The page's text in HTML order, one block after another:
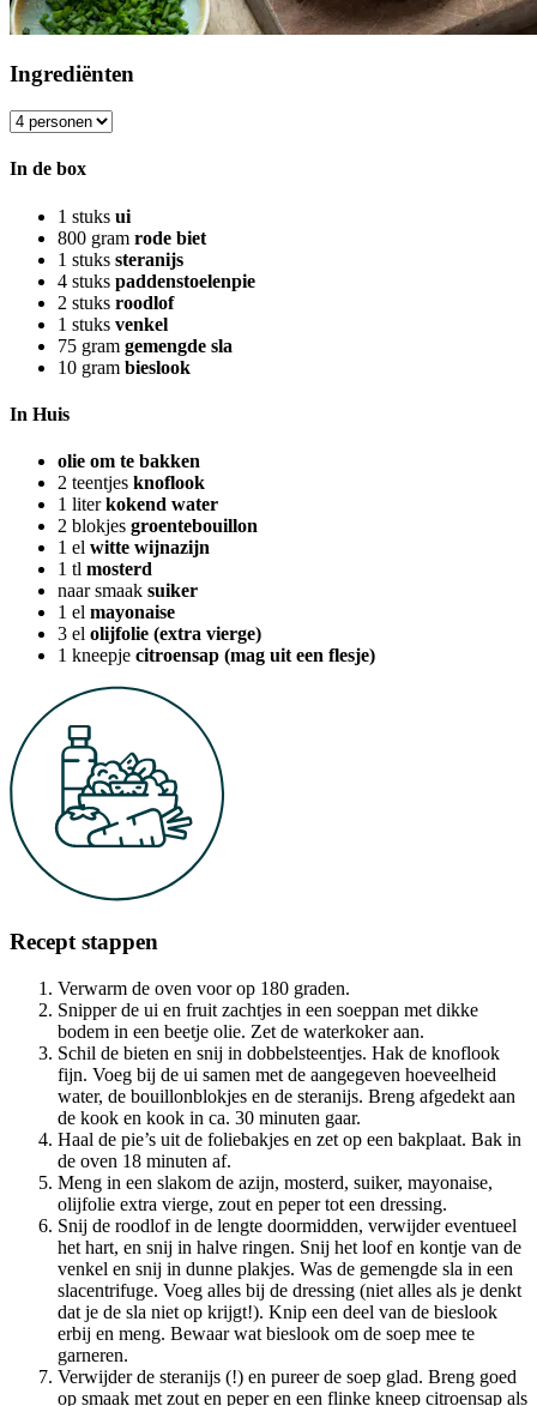
Ingrediënten
In de box
1 stuks ui
800 gram rode biet
1 stuks steranijs
4 stuks paddenstoelenpie
2 stuks roodlof
1 stuks venkel
75 gram gemengde sla
10 gram bieslook
In Huis
olie om te bakken
2 teentjes knoflook
1 liter kokend water
2 blokjes groentebouillon
1 el witte wijnazijn
1 tl mosterd
naar smaak suiker
1 el mayonaise
3 el olijfolie (extra vierge)
1 kneepje citroensap (mag uit een flesje)
Recept stappen
Verwarm de oven voor op 180 graden.
Snipper de ui en fruit zachtjes in een soeppan met dikke
bodem in een beetje olie. Zet de waterkoker aan.
Schil de bieten en snij in dobbelsteentjes. Hak de knoflook
fijn. Voeg bij de ui samen met de aangegeven hoeveelheid
water, de bouillonblokjes en de steranijs. Breng afgedekt aan
de kook en kook in ca. 30 minuten gaar.
Haal de pie’s uit de foliebakjes en zet op een bakplaat. Bak in
de oven 18 minuten af.
Meng in een slakom de azijn, mosterd, suiker, mayonaise,
olijfolie extra vierge, zout en peper tot een dressing.
Snij de roodlof in de lengte doormidden, verwijder eventueel
het hart, en snij in halve ringen. Snij het loof en kontje van de
venkel en snij in dunne plakjes. Was de gemengde sla in een
slacentrifuge. Voeg alles bij de dressing (niet alles als je denkt
dat je de sla niet op krijgt!). Knip een deel van de bieslook
erbij en meng. Bewaar wat bieslook om de soep mee te
garneren.
Verwijder de steranijs (!) en pureer de soep glad. Breng goed
op smaak met zout en peper en een flinke kneep citroensap als